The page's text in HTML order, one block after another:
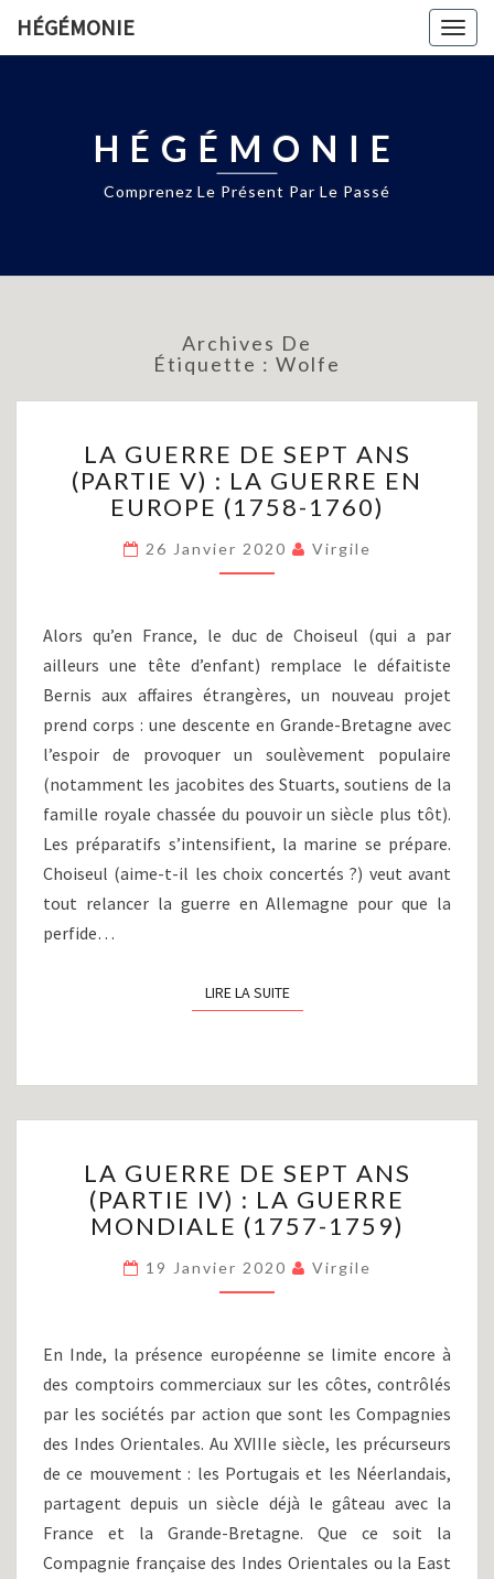
HÉGÉMONIE
HÉGÉMONIE
Comprenez Le Présent Par Le Passé
Archives De
Étiquette : Wolfe
GUERRE
DE
SEPT
(PARTIE
V)
GUERRE
EN
EUROPE
(1758-
1760)
LA GUERRE DE SEPT ANS
(PARTIE V) : LA GUERRE EN
EUROPE (1758-1760)
26 Janvier 2020 Virgile
Alors qu’en France, le duc de Choiseul (qui a par
ailleurs une tête d’enfant) remplace le défaitiste
Bernis aux affaires étrangères, un nouveau projet
prend corps : une descente en Grande-Bretagne avec
l’espoir de provoquer un soulèvement populaire
(notamment les jacobites des Stuarts, soutiens de la
famille royale chassée du pouvoir un siècle plus tôt).
Les préparatifs s’intensifient, la marine se prépare.
Choiseul (aime-t-il les choix concertés ?) veut avant
tout relancer la guerre en Allemagne pour que la
perfide…
LIRE LA SUITELIRE LA SUITE
GUERRE
DE
SEPT
(PARTIE
IV)
LA
GUERRE
MONDIALE
(1757-
1759)
LA GUERRE DE SEPT ANS
(PARTIE IV) : LA GUERRE
MONDIALE (1757-1759)
19 Janvier 2020 Virgile
En Inde, la présence européenne se limite encore à
des comptoirs commerciaux sur les côtes, contrôlés
par les sociétés par action que sont les Compagnies
des Indes Orientales. Au XVIIIe siècle, les précurseurs
de ce mouvement : les Portugais et les Néerlandais,
partagent depuis un siècle déjà le gâteau avec la
France et la Grande-Bretagne. Que ce soit la
Compagnie française des Indes Orientales ou la East